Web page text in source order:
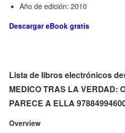
Año de edición: 2010
Descargar eBook gratis
Lista de libros electrónicos
MEDICO TRAS LA VERDAD:
PARECE A ELLA
Overview